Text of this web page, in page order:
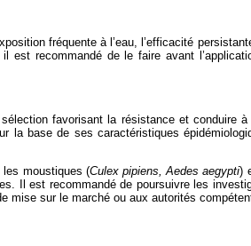
fréquente à l’eau, l’efficacité
recommandé de le faire avant
favorisant la résistance et conduire
la base de ses caractéristiques
les moustiques (Culex pipiens, Aedes aegypti)
Il est recommandé de poursuivre les
mise sur le marché ou aux autorités